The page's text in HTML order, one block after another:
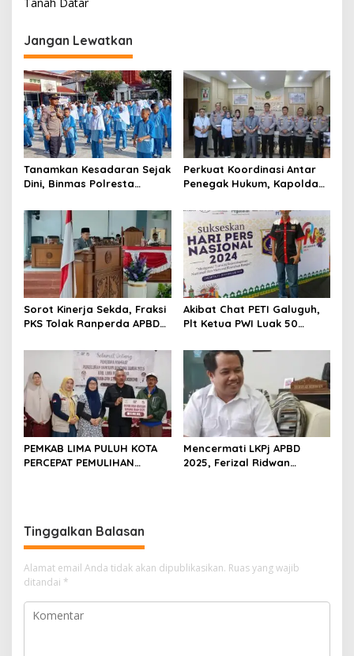
a
s
i
p
o
s
Tanah Datar
Jangan Lewatkan
Tanamkan Kesadaran Sejak
Dini, Binmas Polresta
Bahaya NAPZA di SMPN 1
Bukittinggi
Perkuat Koordinasi Antar
Penegak Hukum, Kapolda
Pengadilan Tinggi Padang
Sorot Kinerja Sekda, Fraksi
PKS Tolak Ranperda APBD
Akibat Chat PETI Galuguh,
Plt Ketua PWI Luak 50
Ditendang Organisasi dan
Dibui
PEMKAB LIMA PULUH KOTA
PERCEPAT PEMULIHAN
Mencermati LKPj APBD
2025, Ferizal Ridwan
Tinggalkan Balasan
Alamat email Anda tidak akan dipublikasikan. Ruas yang wajib
ditandai *